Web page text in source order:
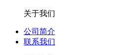
关于我们
公司简介
联系我们